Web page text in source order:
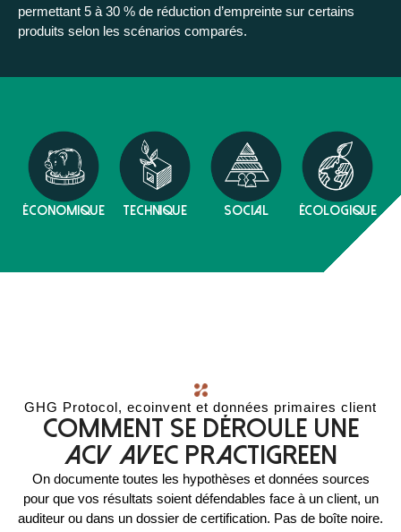
permettant 5 à 30 % de réduction d’empreinte sur certains
produits selon les scénarios comparés.
économique technique social écologique
GHG Protocol, ecoinvent et données primaires client
Comment se déroule une
ACV avec PractiGREEN
On documente toutes les hypothèses et données sources
pour que vos résultats soient défendables face à un client, un
auditeur ou dans un dossier de certification. Pas de boîte noire.